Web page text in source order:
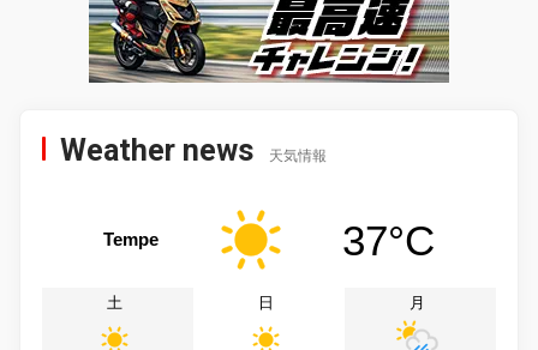
Weather news 天気情報
Tempe 37°C
土 日 月